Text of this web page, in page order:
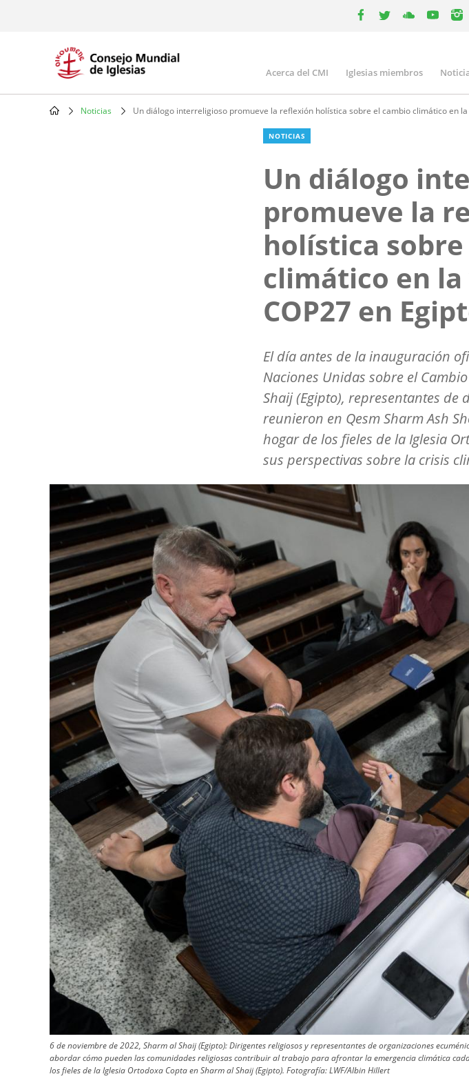
Main
navigation
Acerca del CMI Iglesias miembros
Noticias Un diálogo interreligioso promueve la reflexión holística sobre el cambio climático en la
NOTICIAS
Un diálogo
promueve la
holística
climático en
COP27 en
El día antes de la inauguración
Naciones Unidas sobre el
Shaij (Egipto), representantes de
reunieron en Qesm Sharm Ash
hogar de los fieles de la Iglesia
sus perspectivas sobre la crisis
Image
6 de noviembre de 2022, Sharm al Shaij (Egipto): Dirigentes religiosos y representantes de organizaciones
abordar cómo pueden las comunidades religiosas contribuir al trabajo para afrontar la emergencia climática
los fieles de la Iglesia Ortodoxa Copta en Sharm al Shaij (Egipto). Fotografía:LWF/Albin Hillert